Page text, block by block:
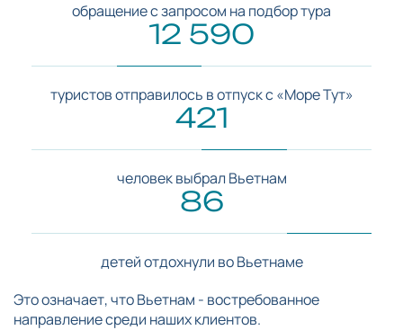
обращение с запросом на подбор тура
12 590
туристов отправилось в отпуск с «Море Тут»
421
человек выбрал Вьетнам
86
детей отдохнули во Вьетнаме
Это означает, что Вьетнам - востребованное
направление среди наших клиентов.